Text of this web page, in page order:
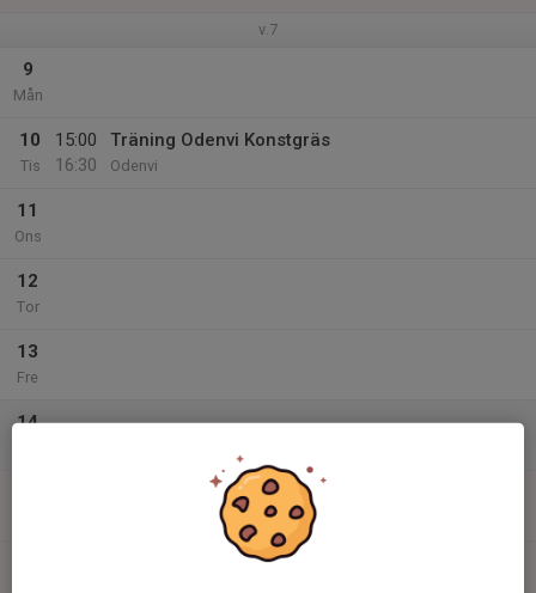
v.7
9
Mån
10
Tis
15:00
16:30
Träning Odenvi Konstgräs
Odenvi
11
Ons
12
Tor
13
Fre
14
Träningsmatch 11/11 mot Skövde KIK
Löpning/Träning